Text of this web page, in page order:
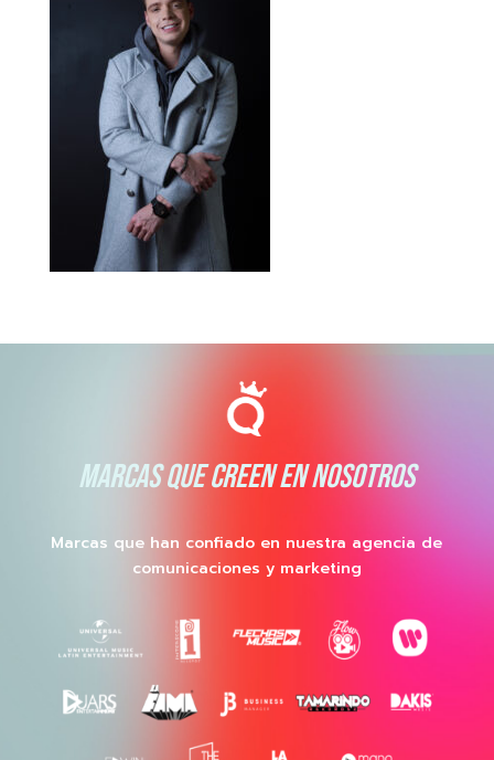
MARCAS QUE CREEN EN NOSOTROS
Marcas que han confiado en nuestra agencia de
comunicaciones y marketing